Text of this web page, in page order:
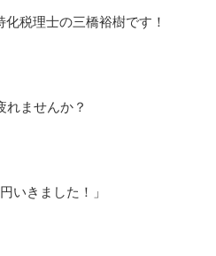
税理士の三橋裕樹です！
れませんか？
いきました！」